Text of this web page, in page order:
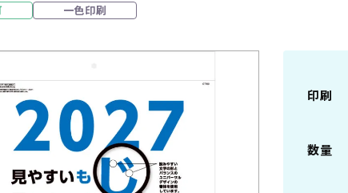
一色印刷
印刷
数量
製本